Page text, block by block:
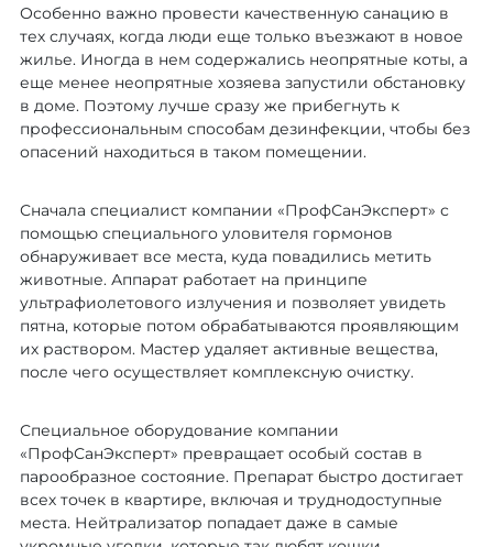
Особенно важно провести качественную санацию в
тех случаях, когда люди еще только въезжают в новое
жилье. Иногда в нем содержались неопрятные коты, а
еще менее неопрятные хозяева запустили обстановку
в доме. Поэтому лучше сразу же прибегнуть к
профессиональным способам дезинфекции, чтобы без
опасений находиться в таком помещении.
Сначала специалист компании «ПрофСанЭксперт» с
помощью специального уловителя гормонов
обнаруживает все места, куда повадились метить
животные. Аппарат работает на принципе
ультрафиолетового излучения и позволяет увидеть
пятна, которые потом обрабатываются проявляющим
их раствором. Мастер удаляет активные вещества,
после чего осуществляет комплексную очистку.
Специальное оборудование компании
«ПрофСанЭксперт» превращает особый состав в
парообразное состояние. Препарат быстро достигает
всех точек в квартире, включая и труднодоступные
места. Нейтрализатор попадает даже в самые